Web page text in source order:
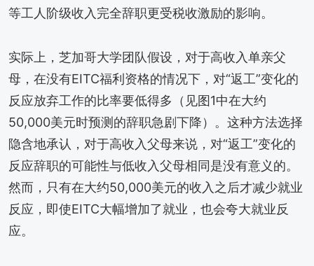
等工人阶级收入完全辞职更受税收激励的影响。
实际上，芝加哥大学团队假设，对于高收入单亲父
母，在没有EITC福利资格的情况下，对“返工”变化的
反应放弃工作的比率要低得多（见图1中在大约
50,000美元时预测的辞职急剧下降）。这种方法选择
隐含地承认，对于高收入父母来说，对“返工”变化的
反应辞职的可能性与低收入父母相同是没有意义的。
然而，只有在大约50,000美元的收入之后才减少就业
反应，即使EITC大幅增加了就业，也会夸大就业反
应。